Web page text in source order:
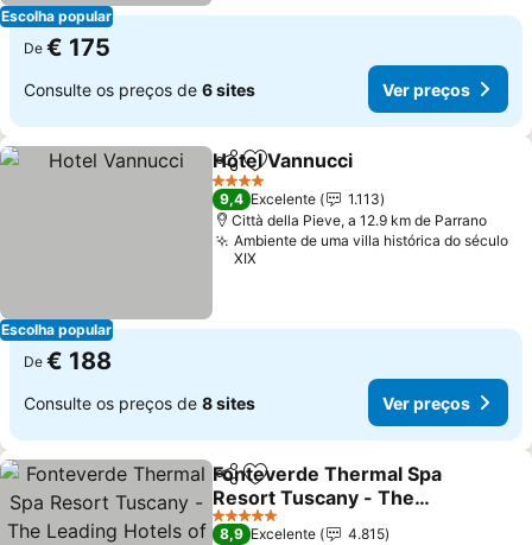
Escolha popular
De € 175
Consulte os preços de 6 sites Ver preços
Escolha popular
PartilharAdicionar aos favoritos
Hotel Vannucci
4 Estrelas
9,4 Excelente
1.113
Città della Pieve, a 12.9 km de Parrano
Ambiente de uma villa histórica do século
XIX
De € 188
Consulte os preços de 8 sites Ver preços
PartilharAdicionar aos favoritos
Fonteverde Thermal Spa
Resort Tuscany - The
Leading Hotels of the
Ver preços
5 Estrelas
8,9 Excelente
4.815